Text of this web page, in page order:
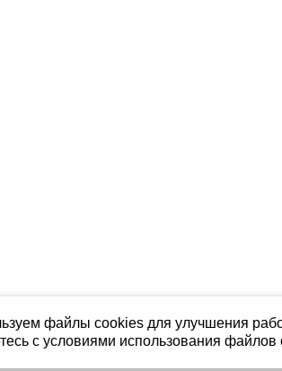
файлы cookies для улучшения
с условиями использования файлов